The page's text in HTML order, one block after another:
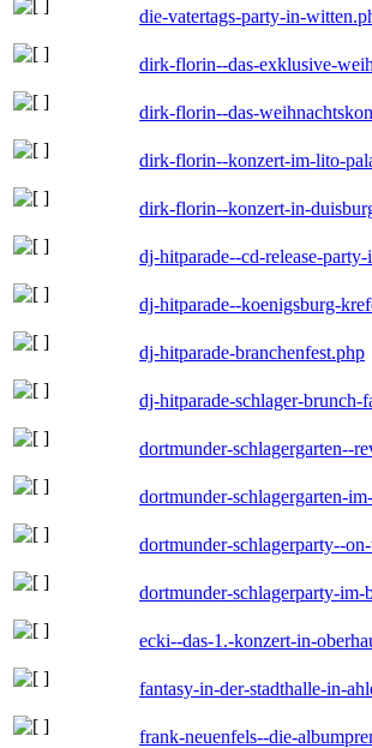
die-vatertags-party-in-
dirk-florin--das-exklusive-
dirk-florin--das-
dirk-florin--konzert-im-lito-
dirk-florin--konzert-in-
dj-hitparade--cd-release-
dj-hitparade--koenigsburg-
dj-hitparade-branchenfest.php
dj-hitparade-schlager-brunch-
dortmunder-schlagergarten--
dortmunder-schlagergarten-
dortmunder-schlagerparty--
dortmunder-schlagerparty-
ecki--das-1.-konzert-in-
fantasy-in-der-stadthalle-in-
frank-neuenfels--die-